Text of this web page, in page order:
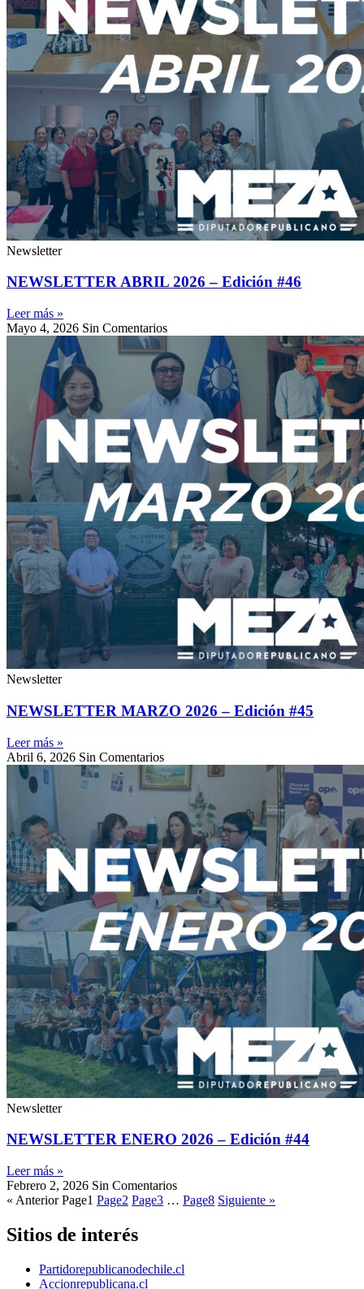
Newsletter
NEWSLETTER ABRIL 2026 – Edición #46
Leer más »
Mayo 4, 2026 Sin Comentarios
Newsletter
NEWSLETTER MARZO 2026 – Edición #45
Leer más »
Abril 6, 2026 Sin Comentarios
Newsletter
NEWSLETTER ENERO 2026 – Edición #44
Leer más »
Febrero 2, 2026 Sin Comentarios
« Anterior Page1 Page2 Page3 … Page8 Siguiente »
Sitios de interés
Partidorepublicanodechile.cl
Accionrepublicana.cl